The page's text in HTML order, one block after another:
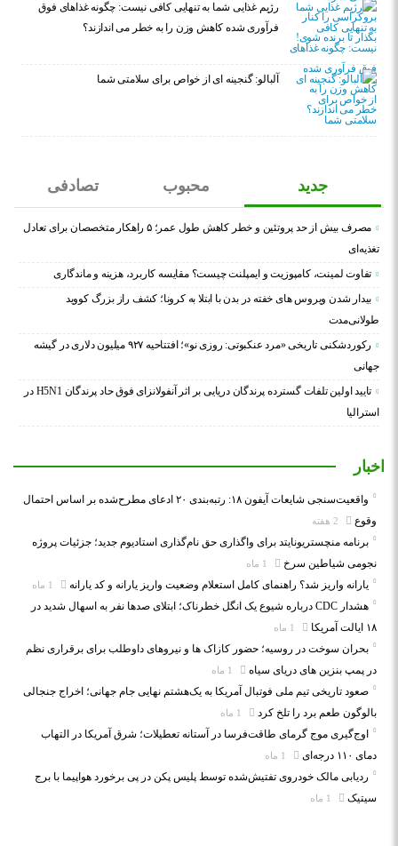
رژیم غذایی شما به تنهایی کافی نیست: چگونه غذاهای فوق
فرآوری شده کاهش وزن را به خطر می اندازند؟
آلبالو: گنجینه ای از خواص برای سلامتی شما
جدید محبوب تصادفی
مصرف بیش از حد پروتئین و خطر کاهش طول عمر؛ ۵ راهکار متخصصان برای تعادل
تغذیه‌ای
تفاوت لمینت، کامپوزیت و ایمپلنت چیست؟ مقایسه کاربرد، هزینه و ماندگاری
بیدار شدن ویروس‌ های خفته در بدن با ابتلا به کرونا؛ کشف راز بزرگ کووید
طولانی‌مدت
رکوردشکنی تاریخی «مرد عنکبوتی: روزی نو»؛ افتتاحیه ۹۲۷ میلیون دلاری در گیشه
جهانی
تایید اولین تلفات گسترده پرندگان دریایی بر اثر آنفولانزای فوق حاد پرندگان H5N1 در
استرالیا
اخبار
واقعیت‌سنجی شایعات آیفون ۱۸: رتبه‌بندی ۲۰ ادعای مطرح‌شده بر اساس احتمال
وقوع
برنامه منچستریونایتد برای واگذاری حق نام‌گذاری استادیوم جدید؛ جزئیات پروژه
نجومی شیاطین سرخ
یارانه واریز شد؟ راهنمای کامل استعلام وضعیت واریز یارانه و کد یارانه
هشدار CDC درباره شیوع یک انگل خطرناک؛ ابتلای صدها نفر به اسهال شدید در
۱۸ ایالت آمریکا
بحران سوخت در روسیه؛ حضور کازاک‌ ها و نیروهای داوطلب برای برقراری نظم
در پمپ بنزین‌ های دریای سیاه
صعود تاریخی تیم ملی فوتبال آمریکا به یک‌هشتم نهایی جام جهانی؛ اخراج جنجالی
بالوگون طعم برد را تلخ کرد
اوج‌گیری موج گرمای طاقت‌فرسا در آستانه تعطیلات؛ شرق آمریکا در التهاب
دمای ۱۱۰ درجه‌ای
ردیابی مالک خودروی تفتیش‌شده توسط پلیس پکن در پی برخورد هواپیما با برج
سیتیک